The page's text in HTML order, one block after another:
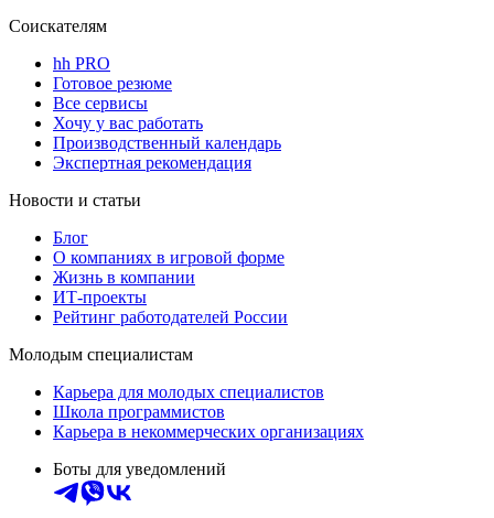
Соискателям
hh PRO
Готовое резюме
Все сервисы
Хочу у вас работать
Производственный календарь
Экспертная рекомендация
Новости и статьи
Блог
О компаниях в игровой форме
Жизнь в компании
ИТ-проекты
Рейтинг работодателей России
Молодым специалистам
Карьера для молодых специалистов
Школа программистов
Карьера в некоммерческих организациях
Боты для уведомлений